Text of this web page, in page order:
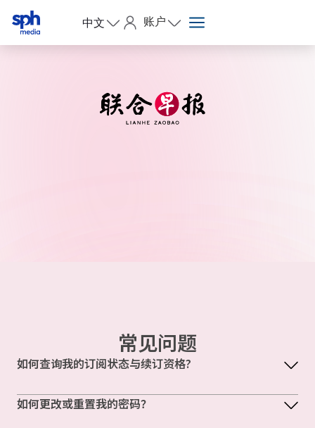
中文 账户
常见问题
如何查询我的订阅状态与续订资格?
如何更改或重置我的密码？